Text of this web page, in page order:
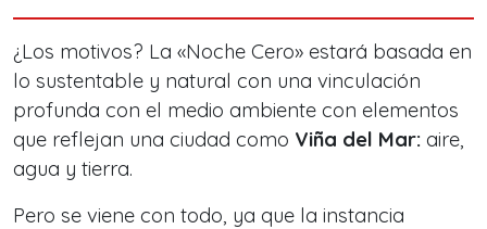
¿Los motivos? La «Noche Cero» estará basada en
lo sustentable y natural con una vinculación
profunda con el medio ambiente con elementos
que reflejan una ciudad como Viña del Mar: aire,
agua y tierra.
Pero se viene con todo, ya que la instancia